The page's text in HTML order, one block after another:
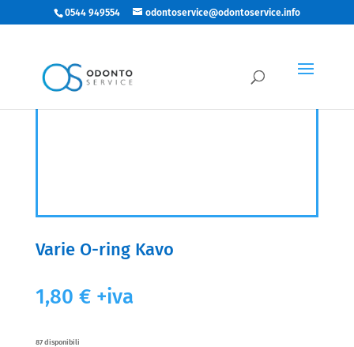
0544 949554 odontoservice@odontoservice.info
Varie O-ring Kavo
1,80 € +iva
87 disponibili